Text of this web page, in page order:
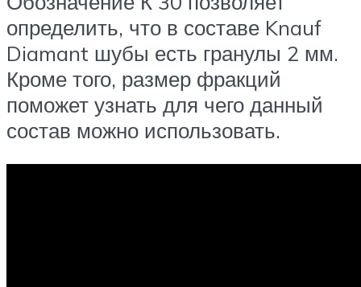
определить, что в составе Knauf
Diamant шубы есть гранулы 2 мм.
Кроме того, размер фракций
поможет узнать для чего данный
состав можно использовать.